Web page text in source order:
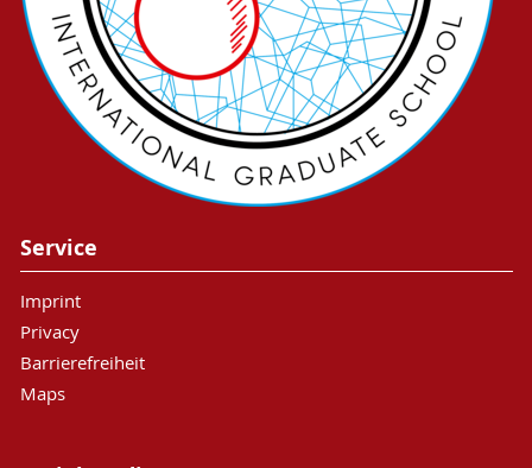
Service
Imprint
Privacy
Barrierefreiheit
Maps